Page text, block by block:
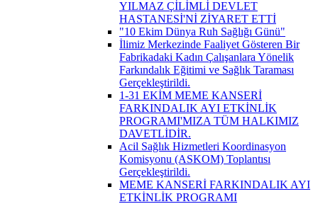
YILMAZ ÇİLİMLİ DEVLET
HASTANESİ'Nİ ZİYARET ETTİ
"10 Ekim Dünya Ruh Sağlığı Günü"
İlimiz Merkezinde Faaliyet Gösteren Bir
Fabrikadaki Kadın Çalışanlara Yönelik
Farkındalık Eğitimi ve Sağlık Taraması
Gerçekleştirildi.
1-31 EKİM MEME KANSERİ
FARKINDALIK AYI ETKİNLİK
PROGRAMI'MIZA TÜM HALKIMIZ
DAVETLİDİR.
Acil Sağlık Hizmetleri Koordinasyon
Komisyonu (ASKOM) Toplantısı
Gerçekleştirildi.
MEME KANSERİ FARKINDALIK AYI
ETKİNLİK PROGRAMI